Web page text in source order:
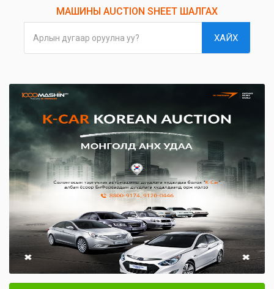
МАШИНЫ AUCTION SHEET ШАЛГАХ
Арлын дугаар оруулна уу? ХАЙХ